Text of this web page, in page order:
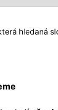
hledaná